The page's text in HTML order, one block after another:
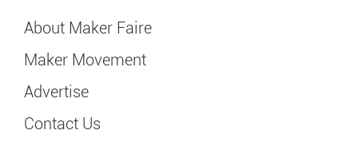
About Maker Faire
Maker Movement
Advertise
Contact Us